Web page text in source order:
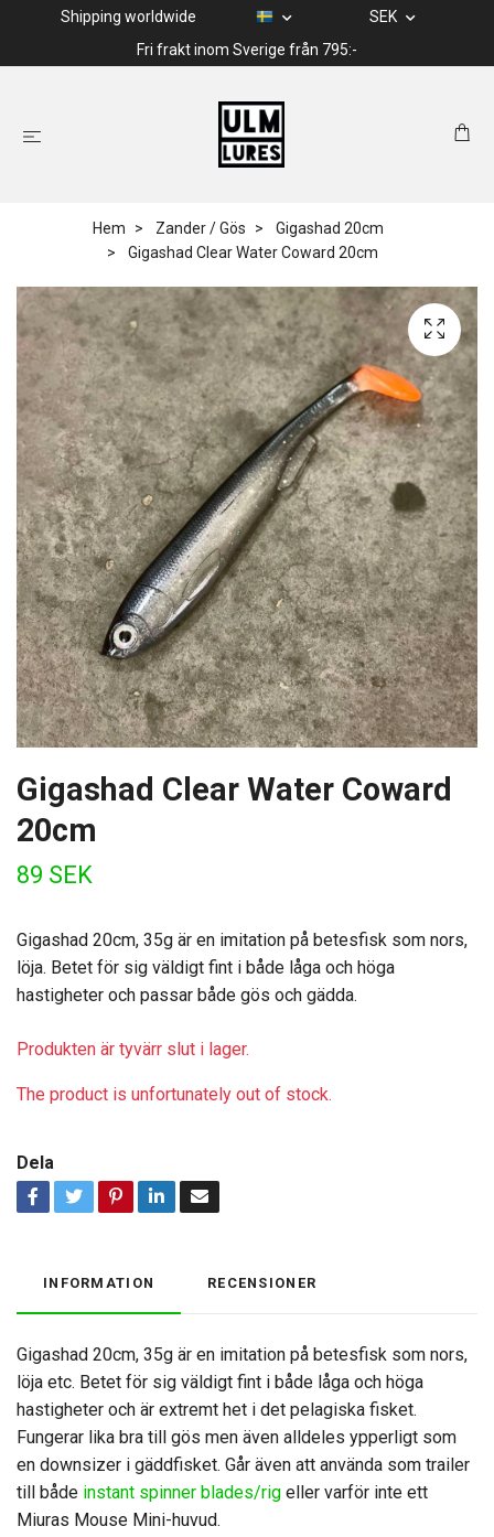
Shipping worldwide
SEK
Fri frakt inom Sverige från 795:-
Hem Zander / Gös
Gigashad 20cm
Gigashad Clear Water Coward 20cm
Gigashad Clear Water Coward
20cm
89 SEK
Gigashad 20cm, 35g är en imitation på betesfisk som nors,
löja. Betet för sig väldigt fint i både låga och höga
hastigheter och passar både gös och gädda.
Produkten är tyvärr slut i lager.
The product is unfortunately out of stock.
Dela
INFORMATION RECENSIONER
Gigashad 20cm, 35g är en imitation på betesfisk som nors,
löja etc. Betet för sig väldigt fint i både låga och höga
hastigheter och är extremt het i det pelagiska fisket.
Fungerar lika bra till gös men även alldeles ypperligt som
en downsizer i gäddfisket. Går även att använda som trailer
till både instant spinner blades/rig eller varför inte ett
Miuras Mouse Mini-huvud.